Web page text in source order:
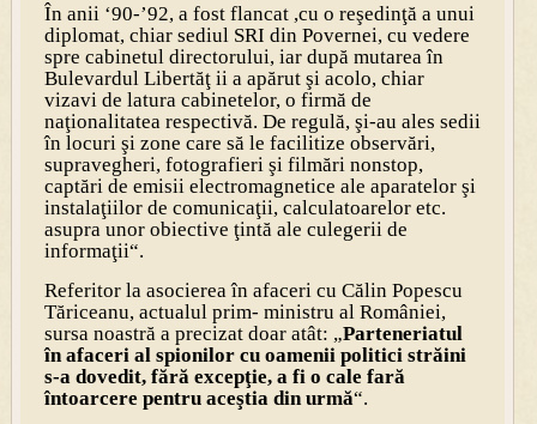
În anii ‘90-’92, a fost flancat ,cu o reşedinţă a unui
diplomat, chiar sediul SRI din Povernei, cu vedere
spre cabinetul directorului, iar după mutarea în
Bulevardul Libertăţ ii a apărut şi acolo, chiar
vizavi de latura cabinetelor, o firmă de
naţionalitatea respectivă. De regulă, şi-au ales sedii
în locuri şi zone care să le facilitize observări,
supravegheri, fotografieri şi filmări nonstop,
captări de emisii electromagnetice ale aparatelor şi
instalaţiilor de comunicaţii, calculatoarelor etc.
asupra unor obiective ţintă ale culegerii de
informaţii“.
Referitor la asocierea în afaceri cu Călin Popescu
Tăriceanu, actualul prim- ministru al României,
sursa noastră a precizat doar atât: „Parteneriatul
în afaceri al spionilor cu oamenii politici străini
s-a dovedit, fără excepţie, a fi o cale fară
întoarcere pentru aceştia din urmă“.